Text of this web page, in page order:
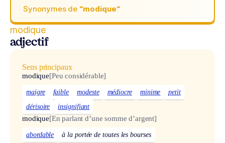
Synonymes de “modique“
modique
adjectif
Sens principaux
modique[Peu considérable]
maigre faible modeste médiocre minime
petit
dérisoire
insignifiant
modique[En parlant d’une somme d’argent]
abordable à la portée de toutes les bourses